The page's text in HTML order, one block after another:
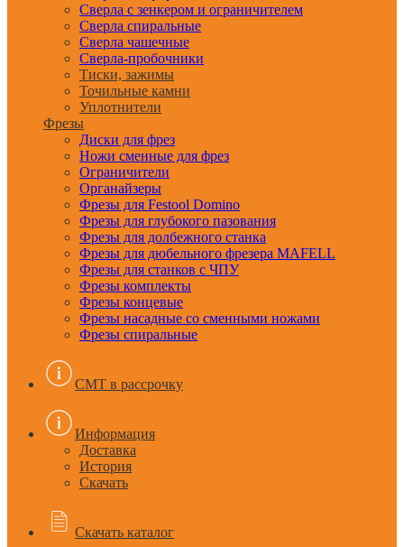
Сверла с зенкером и ограничителем
Сверла спиральные
Сверла чашечные
Сверла-пробочники
Тиски, зажимы
Точильные камни
Уплотнители
Фрезы
Диски для фрез
Ножи сменные для фрез
Ограничители
Органайзеры
Фрезы для Festool Domino
Фрезы для глубокого пазования
Фрезы для долбежного станка
Фрезы для дюбельного фрезера MAFELL
Фрезы для станков с ЧПУ
Фрезы комплекты
Фрезы концевые
Фрезы насадные со сменными ножами
Фрезы спиральные
CMT в рассрочку
Информация
Доставка
История
Скачать
Скачать каталог